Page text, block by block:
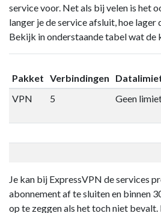
service voor. Net als bij velen is het
langer je de service afsluit, hoe lager
Bekijk in onderstaande tabel wat de
Pakket Verbindingen
VPN
5 Geen
Je kan bij ExpressVPN de services
abonnement af te sluiten en binnen
op te zeggen als het toch niet bevalt.